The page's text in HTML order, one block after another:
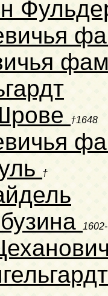
†1648
†
1602-